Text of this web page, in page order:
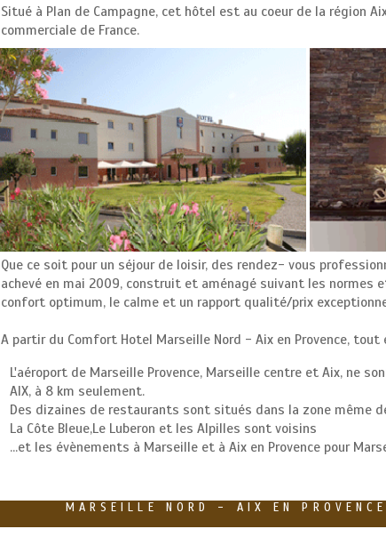
Situé à Plan de Campagne, cet hôtel est au coeur de la région
commerciale de France.
Que ce soit pour un séjour de loisir, des rendez- vous
achevé en mai 2009, construit et aménagé suivant les normes
confort optimum, le calme et un rapport qualité/prix
A partir du Comfort Hotel Marseille Nord - Aix en Provence, tout
L'aéroport de Marseille Provence, Marseille centre et Aix, ne
AIX, à 8 km seulement.
Des dizaines de restaurants sont situés dans la zone même
La Côte Bleue,Le Luberon et les Alpilles sont voisins
...et les évènements à Marseille et à Aix en Provence pour
MARSEILLE NORD - AIX EN PROVENCE